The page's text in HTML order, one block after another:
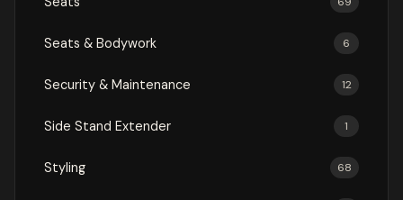
Seats & Bodywork 6
Security & Maintenance 12
Side Stand Extender 1
Styling 68